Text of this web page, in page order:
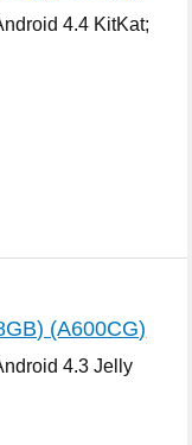
4.4 KitKat;
(A600CG)
4.3 Jelly